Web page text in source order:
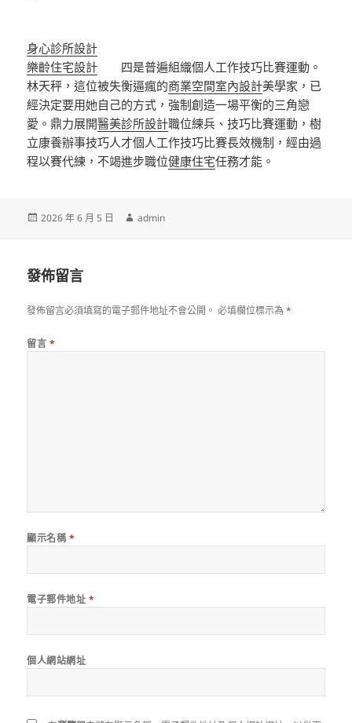
身心診所設計
樂齡住宅設計 四是普遍組織個人工作技巧比賽運動。
林天秤，這位被失衡逼瘋的商業空間室內設計美學家，已
經決定要用她自己的方式，強制創造一場平衡的三角戀
愛。鼎力展開醫美診所設計職位練兵、技巧比賽運動，樹
立康養辦事技巧人才個人工作技巧比賽長效機制，經由過
程以賽代練，不竭進步職位健康住宅任務才能。
發
2026 年 6 月 5 日
作
admin
發佈留言
發佈留言必須填寫的電子郵件地址不會公開。 必填欄位標示為*
留言 *
顯示名稱 *
電子郵件地址 *
個人網站網址